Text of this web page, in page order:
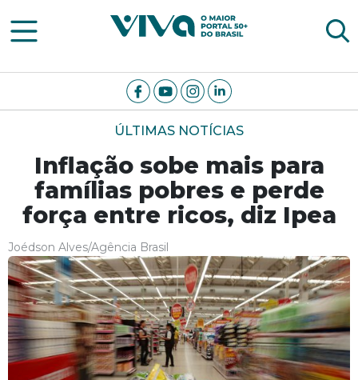
Viva Notícias
ÚLTIMAS NOTÍCIAS
Inflação sobe mais para
famílias pobres e perde
força entre ricos, diz Ipea
Joédson Alves/Agência Brasil